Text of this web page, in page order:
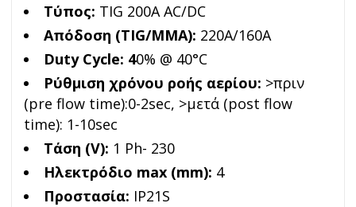
Τύπος: TIG 200A AC/DC
Απόδοση (TIG/MMA): 220A/160A
Duty Cycle: 40% @ 40°C
Ρύθμιση χρόνου ροής αερίου: >πριν
(pre flow time):0-2sec, >μετά (post flow
time): 1-10sec
Τάση (V): 1 Ph- 230
Ηλεκτρόδιο max (mm): 4
Προστασία: IP21S